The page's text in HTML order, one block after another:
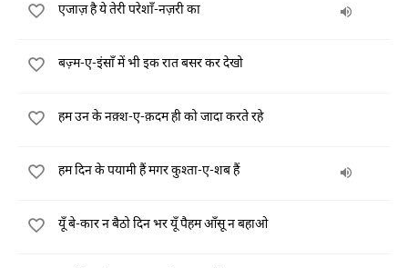
एजाज़ है ये तेरी परेशाँ-नज़री का
बज़्म-ए-इंसाँ में भी इक रात बसर कर देखो
हम उन के नक़्श-ए-क़दम ही को जादा करते रहे
हम दिन के पयामी हैं मगर कुश्ता-ए-शब हैं
यूँ बे-कार न बैठो दिन भर यूँ पैहम आँसू न बहाओ